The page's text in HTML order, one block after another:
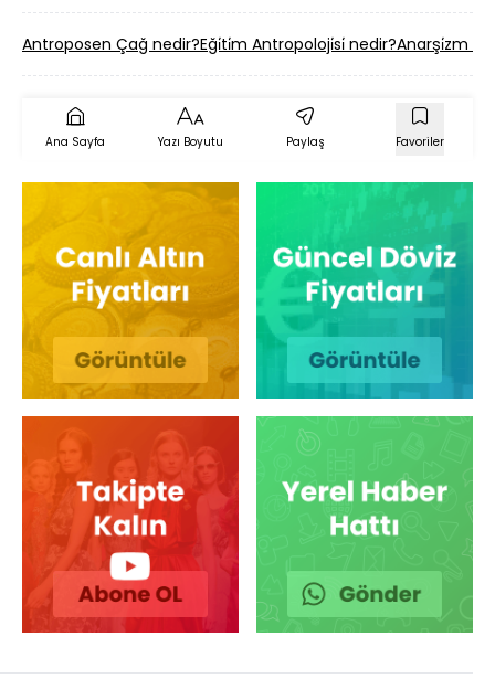
Antroposen Çağ nedir?Eği̇ti̇m Antropoloji̇si̇ nedir?Anarşi̇zm
Ana Sayfa Yazı Boyutu Paylaş Favoriler